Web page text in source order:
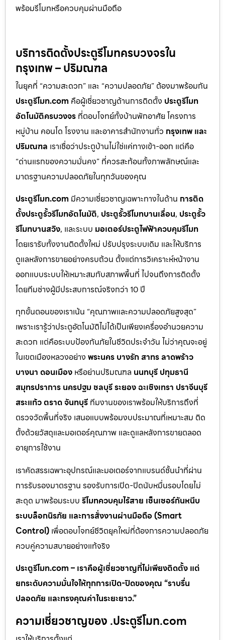
พร้อมรีโมทหรือควบคุมผ่านมือถือ
บริการติดตั้งประตูรีโมทครบวงจรใน
กรุงเทพ – ปริมณฑล
ในยุคที่ “ความสะดวก” และ “ความปลอดภัย” ต้องมาพร้อมกัน
ประตูรีโมท.com คือผู้เชี่ยวชาญด้านการติดตั้ง ประตูรีโมท
อัตโนมัติครบวงจร ที่ตอบโจทย์ทั้งบ้านพักอาศัย โครงการ
หมู่บ้าน คอนโด โรงงาน และอาคารสำนักงานทั่ว กรุงเทพ และ
ปริมณฑล เราเชื่อว่าประตูบ้านไม่ใช่แค่ทางเข้า-ออก แต่คือ
“ด่านแรกของความมั่นคง” ที่ควรสะท้อนทั้งภาพลักษณ์และ
มาตรฐานความปลอดภัยในทุกวันของคุณ
ประตูรีโมท.com มีความเชี่ยวชาญเฉพาะทางในด้าน การติด
ตั้งประตูรั้วรีโมทอัตโนมัติ, ประตูรั้วรีโมทบานเลื่อน, ประตูรั้ว
รีโมทบานสวิง, และระบบ มอเตอร์ประตูไฟฟ้าควบคุมรีโมท
โดยเรารับทั้งงานติดตั้งใหม่ ปรับปรุงระบบเดิม และให้บริการ
ดูแลหลังการขายอย่างครบถ้วน ตั้งแต่การวิเคราะห์หน้างาน
ออกแบบระบบให้เหมาะสมกับสภาพพื้นที่ ไปจนถึงการติดตั้ง
โดยทีมช่างผู้มีประสบการณ์จริงกว่า 10 ปี
ทุกขั้นตอนของเราเน้น “คุณภาพและความปลอดภัยสูงสุด”
เพราะเรารู้ว่าประตูอัตโนมัติไม่ได้เป็นเพียงเครื่องอำนวยความ
สะดวก แต่คือระบบป้องกันภัยในชีวิตประจำวัน ไม่ว่าคุณจะอยู่
ในเขตเมืองหลวงอย่าง พระนคร บางรัก สาทร ลาดพร้าว
บางนา ดอนเมือง หรือย่านปริมณฑล นนทบุรี ปทุมธานี
สมุทรปราการ นครปฐม ชลบุรี ระยอง ฉะเชิงเทรา ปราจีนบุรี
สระแก้ว ตราด จันทบุรี ทีมงานของเราพร้อมให้บริการถึงที่
ตรวจวัดพื้นที่จริง เสนอแบบพร้อมงบประมาณที่เหมาะสม ติด
ตั้งด้วยวัสดุและมอเตอร์คุณภาพ และดูแลหลังการขายตลอด
อายุการใช้งาน
เราคัดสรรเฉพาะอุปกรณ์และมอเตอร์จากแบรนด์ชั้นนำที่ผ่าน
การรับรองมาตรฐาน รองรับการเปิด-ปิดนับหมื่นรอบโดยไม่
สะดุด มาพร้อมระบบ รีโมทควบคุมไร้สาย เซ็นเซอร์กันหนีบ
ระบบล็อกนิรภัย และการสั่งงานผ่านมือถือ (Smart
Control) เพื่อตอบโจทย์ชีวิตยุคใหม่ที่ต้องการความปลอดภัย
ควบคู่ความสบายอย่างแท้จริง
ประตูรีโมท.com – เราคือผู้เชี่ยวชาญที่ไม่เพียงติดตั้ง แต่
ยกระดับความมั่นใจให้ทุกการเปิด-ปิดของคุณ “ราบรื่น
ปลอดภัย และทรงคุณค่าในระยะยาว.”
ความเชี่ยวชาญของ .ประตูรีโมท.com